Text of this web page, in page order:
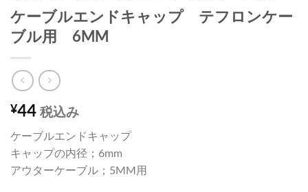
ケーブルエンドキャップ テフロンケー
ブル用 6MM
¥44 税込み
ケーブルエンドキャップ
キャップの内径；6mm
アウターケーブル；5MM用